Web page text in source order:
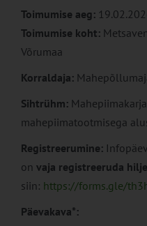
Toimumise aeg:
Toimumise koht:
Võrumaa
Korraldaja:
Sihtrühm:
mahepiimatootmisega
Registreerumine:
on vaja registreeruda
siin: https://forms.gle/
Päevakava*: